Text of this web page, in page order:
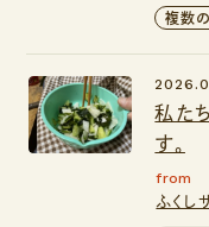
複数
私た
す。
from
ふくし